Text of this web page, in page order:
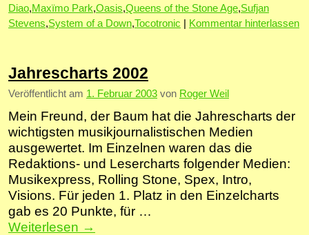
Diao,Maxïmo Park,Oasis,Queens of the Stone Age,Sufjan
Stevens,System of a Down,Tocotronic Kommentar hinterlassen
Jahrescharts 2002
Veröffentlicht am 1. Februar 2003 von Roger Weil
Mein Freund, der Baum hat die Jahrescharts der
wichtigsten musikjournalistischen Medien
ausgewertet. Im Einzelnen waren das die
Redaktions- und Lesercharts folgender Medien:
Musikexpress, Rolling Stone, Spex, Intro,
Visions. Für jeden 1. Platz in den Einzelcharts
gab es 20 Punkte, für …
Weiterlesen →